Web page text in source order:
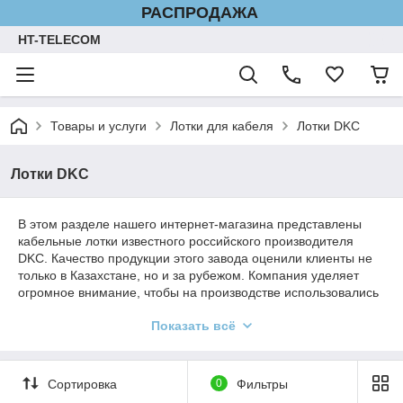
РАСПРОДАЖА
HT-TELECOM
Товары и услуги Лотки для кабеля Лотки DKC
Лотки DKC
В этом разделе нашего интернет-магазина представлены
кабельные лотки известного российского производителя
DKC. Качество продукции этого завода оценили клиенты не
только в Казахстане, но и за рубежом. Компания уделяет
огромное внимание, чтобы на производстве использовались
предприятии регулярно проводится сертификация системы
Металлические лотки для кабеля в
Показать всё
Сортировка 0 Фильтры